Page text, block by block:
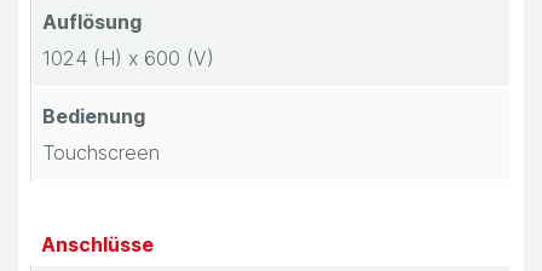
Auflösung
1024 (H) x 600 (V)
Bedienung
Touchscreen
Anschlüsse
n